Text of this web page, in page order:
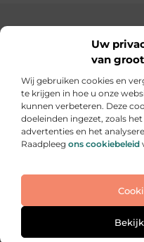
Uw
van
Wij gebruiken cookies en
te krijgen in hoe u onze
kunnen verbeteren. Deze
doeleinden ingezet, zoals
advertenties en het
Raadpleeg ons cookiebeleid
Elke dag iets
Praktische tips,
voor